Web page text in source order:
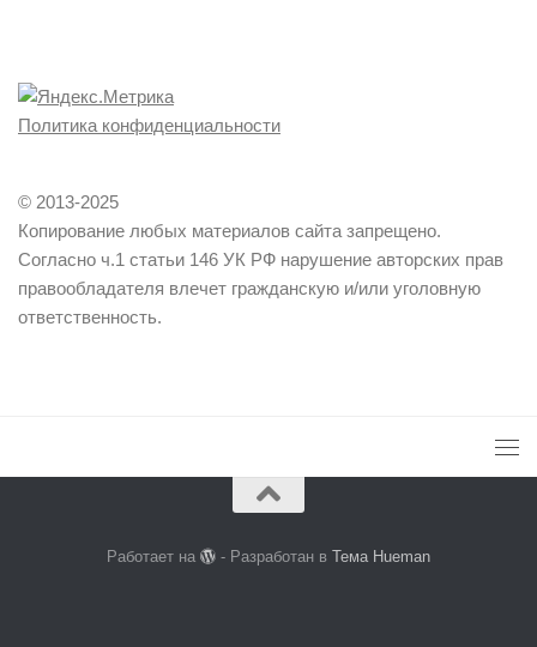
Политика конфиденциальности
© 2013-2025
Копирование любых материалов сайта запрещено.
Согласно ч.1 статьи 146 УК РФ нарушение авторских прав
правообладателя влечет гражданскую и/или уголовную
ответственность.
Работает на - Разработан вТема Hueman